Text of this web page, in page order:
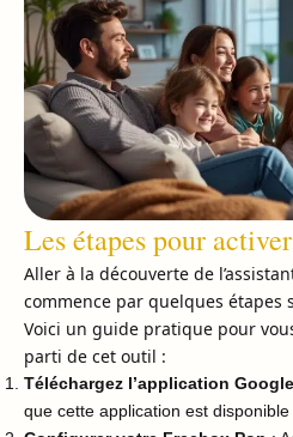
Les étapes pour
Aller à la découverte de
commence par quelques étapes
Voici un guide pratique pour
parti de cet outil :
Téléchargez l’application
que cette application est